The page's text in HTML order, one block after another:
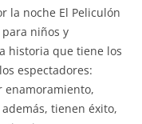
la noche El Peliculón
niños y
historia que tiene los
espectadores:
enamoramiento,
tienen éxito,